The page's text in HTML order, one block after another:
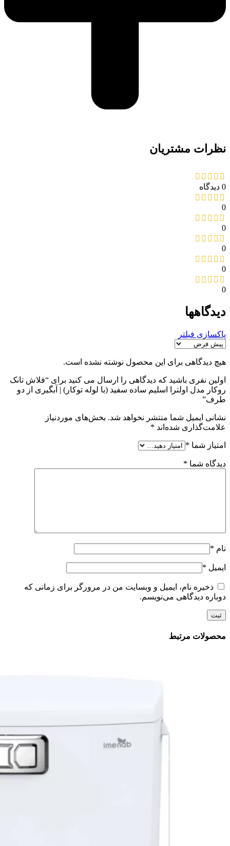
نظرات مشتریان
0 دیدگاه
0
0
0
0
0
دیدگاهها
پاکسازی فیلتر
هیچ دیدگاهی برای این محصول نوشته نشده است.
اولین نفری باشید که دیدگاهی را ارسال می کنید برای “فلاش تانک
روکار مدل اولترا اسلیم ساده سفید (با لوله توکار) | آبگیری از دو
طرف”
نشانی ایمیل شما منتشر نخواهد شد. بخش‌های موردنیاز
علامت‌گذاری شده‌اند *
امتیاز شما *
دیدگاه شما *
نام *
ایمیل *
ذخیره نام، ایمیل و وبسایت من در مرورگر برای زمانی که
دوباره دیدگاهی می‌نویسم.
محصولات مرتبط